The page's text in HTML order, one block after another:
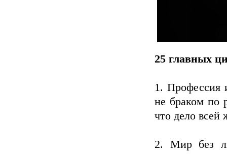
25 главных
1. Профессия
не браком по
что дело
2. Мир без